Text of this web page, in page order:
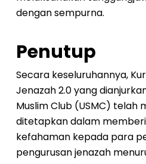
dengan sempurna.
Penutup
Secara keseluruhannya,
Jenazah 2.0 yang
Muslim Club (USMC) telah
ditetapkan dalam
kefahaman kepada para
pengurusan jenazah